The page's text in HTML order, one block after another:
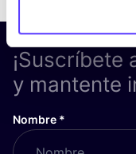
¡Suscríbete
y mantente
Nombre *